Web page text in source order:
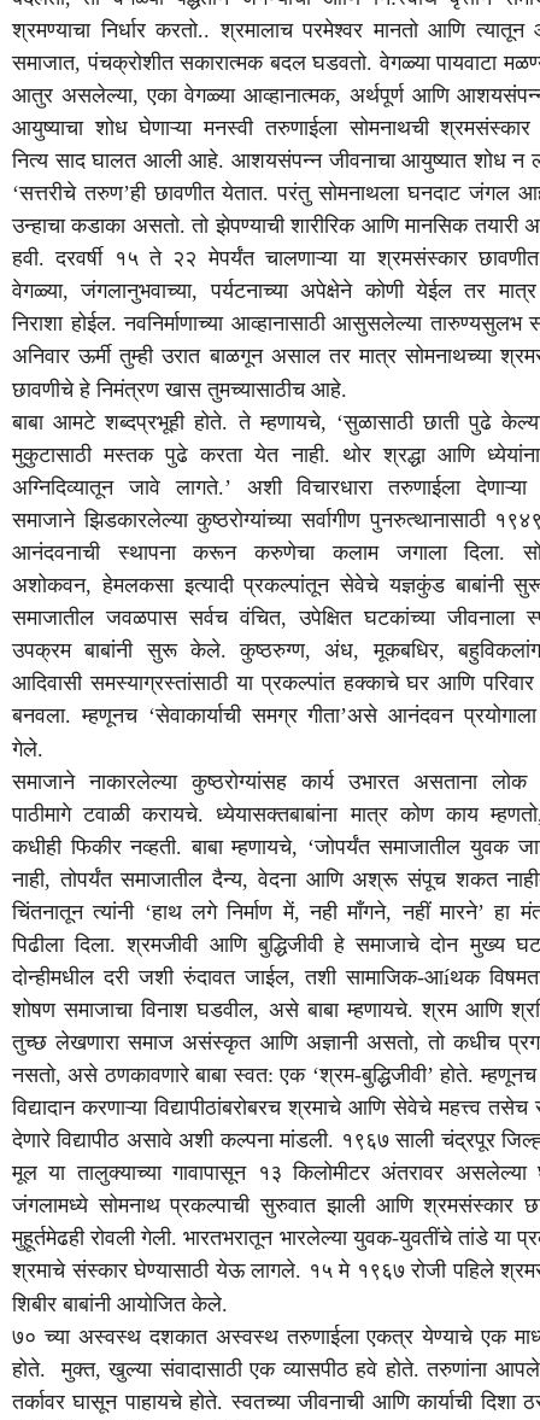
श्रमण्याचा निर्धार करतो..श्रमालाच परमेश्वर मानतो आणि त्यातून
समाजात,पंचक्रोशीत सकारात्मक बदल घडवतो.वेगळ्या पायवाटा
आतुर असलेल्या,एका वेगळ्या आव्हानात्मक, अर्थपूर्ण आणि
आयुष्याचा शोध घेणाऱ्या मनस्वी तरुणाईला सोमनाथची श्रमसंस्कार
नित्य साद घालत आली आहे.आशयसंपन्न जीवनाचा आयुष्यात शोध न
‘सत्तरीचे तरुण’ही छावणीत येतात.परंतु सोमनाथला घनदाट जंगल
उन्हाचा कडाका असतो.तो झेपण्याची शारीरिक आणि मानसिक तयारी
हवी.दरवर्षी १५ ते २२ मेपर्यंत चालणाऱ्या या श्रमसंस्कार छावणीत
वेगळ्या,जंगलानुभवाच्या,पर्यटनाच्या अपेक्षेने कोणी येईल तर मात्र
निराशा होईल.नवनिर्माणाच्या आव्हानासाठी आसुसलेल्या तारुण्यसुलभ
अनिवार ऊर्मी तुम्ही उरात बाळगून असाल तर मात्र सोमनाथच्या
छावणीचे हे निमंत्रण खास तुमच्यासाठीच आहे.
बाबा आमटे शब्दप्रभूही होते.ते म्हणायचे, ‘सुळासाठी छाती पुढे
मुकुटासाठी मस्तक पुढे करता येत नाही. थोर श्रद्धा आणि ध्येयांना
अग्निदिव्यातून
जावे लागते.’ अशी विचारधारा तरुणाईला
देणाऱ्या
समाजाने झिडकारलेल्या कुष्ठरोग्यांच्या सर्वागीण पुनरुत्थानासाठी
आनंदवनाची
स्थापना करून करुणेचा कलाम जगाला दिला.
अशोकवन,हेमलकसा इत्यादी प्रकल्पांतून सेवेचे यज्ञकुंड बाबांनी
समाजातील जवळपास सर्वच वंचित,उपेक्षित घटकांच्या जीवनाला
उपक्रम बाबांनी सुरू केले.कुष्ठरुग्ण,अंध,मूकबधिर,बहुविकलांग
आदिवासी समस्याग्रस्तांसाठी या प्रकल्पांत हक्काचे घर आणि परिवार
बनवला.म्हणूनच‘सेवाकार्याची समग्र गीता’असे आनंदवन प्रयोगाला
गेले.
समाजाने नाकारलेल्या कुष्ठरोग्यांसह कार्य उभारत असताना लोक
पाठीमागे टवाळी करायचे.ध्येयासक्तबाबांना मात्र कोण काय म्हणतो
कधीही फिकीर नव्हती.बाबा म्हणायचे, ‘जोपर्यंत समाजातील युवक
नाही,तोपर्यंत समाजातील दैन्य,वेदना आणि अश्रू संपूच शकत
चिंतनातून त्यांनी‘हाथ लगे निर्माण में,नही माँगने,नहीं मारने’हा
पिढीला दिला.श्रमजीवी आणि बुद्धिजीवी हे समाजाचे दोन मुख्य
दोन्हीमधील दरी जशी रुंदावत जाईल,तशी सामाजिक-आíथक
शोषण समाजाचा विनाश घडवील, असे बाबा म्हणायचे.श्रम आणि
तुच्छ लेखणारा समाज असंस्कृत आणि अज्ञानी असतो,तो कधीच
नसतो,असे ठणकावणारे बाबा स्वत:एक‘श्रम-बुद्धिजीवी’होते.म्हणूनच
विद्यादान करणाऱ्या विद्यापीठांबरोबरच श्रमाचे आणि सेवेचे महत्त्व तसेच
देणारे विद्यापीठ असावे अशी कल्पना मांडली. १९६७ साली चंद्रपूर
मूल या तालुक्याच्या गावापासून १३ किलोमीटर अंतरावर असलेल्या
जंगलामध्ये सोमनाथ प्रकल्पाची सुरुवात झाली आणि श्रमसंस्कार
मुहूर्तमेढही रोवली गेली.भारतभरातून भारलेल्या युवक-युवतींचे तांडे या
श्रमाचे संस्कार घेण्यासाठी येऊ लागले. १५ मे १९६७ रोजी पहिले
शिबीर बाबांनी आयोजित केले.
७० च्या अस्वस्थ दशकात अस्वस्थ तरुणाईला एकत्र येण्याचे एक
होते.मुक्त,खुल्या संवादासाठी एक व्यासपीठ हवे होते.तरुणांना आपले
तर्कावर घासून पाहायचे होते.स्वतच्या जीवनाची आणि कार्याची दिशा